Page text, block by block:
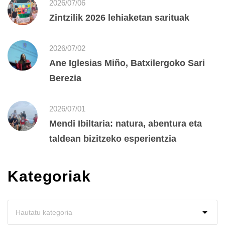
2026/07/06
Zintzilik 2026 lehiaketan sarituak
2026/07/02
Ane Iglesias Miño, Batxilergoko Sari
Berezia
2026/07/01
Mendi Ibiltaria: natura, abentura eta
taldean bizitzeko esperientzia
Kategoriak